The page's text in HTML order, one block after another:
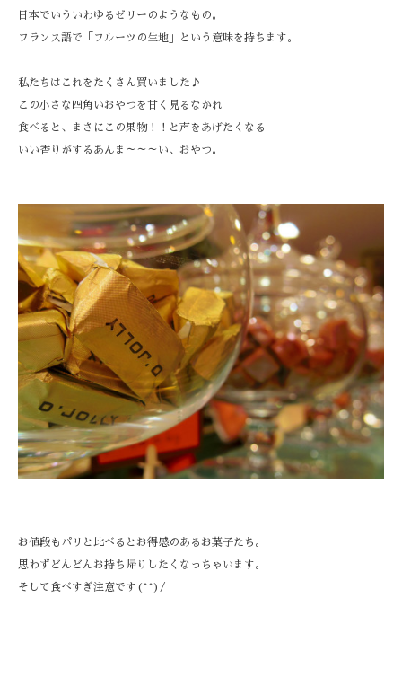
日本でいういわゆるゼリーのようなもの。
フランス語で「フルーツの生地」という意味を持ちます。
私たちはこれをたくさん買いました♪
この小さな四角いおやつを甘く見るなかれ
食べると、まさにこの果物！！と声をあげたくなる
いい香りがするあんま～～～い、おやつ。
お値段もパリと比べるとお得感のあるお菓子たち。
思わずどんどんお持ち帰りしたくなっちゃいます。
そして食べすぎ注意です(^^)/